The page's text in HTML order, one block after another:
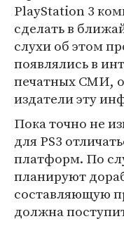
PlayStation 3
сделать в
слухи об этом
появлялись в
печатных СМИ,
издатели эту
Пока точно не
для PS3
платформ. По
планируют
составляющую
должна